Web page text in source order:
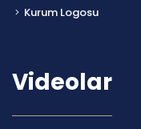
Kurum Logosu
Videolar